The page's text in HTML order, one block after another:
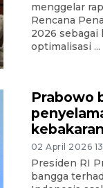
menggelar
Rencana
2026
optimalisasi ...
Prabowo
02 April 2026
Presiden RI
bangga